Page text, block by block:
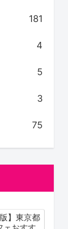
181
4
5
3
75
】東京都